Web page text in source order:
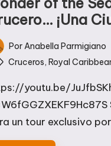
¡Una
Por Anabella Parmigiano
Cruceros, Royal
youtu.be/
un tour exclusivo